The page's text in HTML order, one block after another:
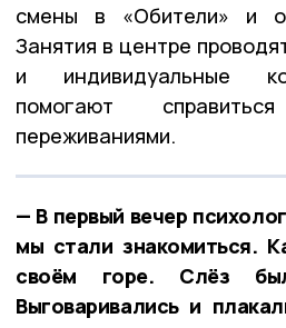
смены в «Обители» и
Занятия в центре
и индивидуальные
помогают
переживаниями.
— В первый вечер
мы стали знакомиться.
своём горе. Слёз
Выговаривались и